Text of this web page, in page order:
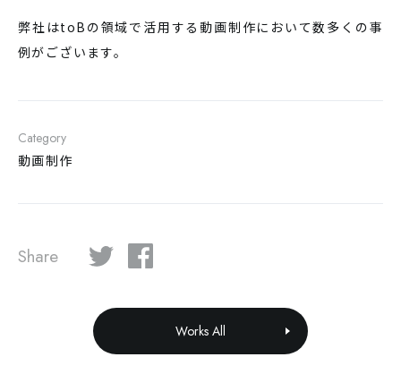
弊社はtoBの領域で活用する動画制作において数多くの事
例がございます。
Category
動画制作
Share
Works All